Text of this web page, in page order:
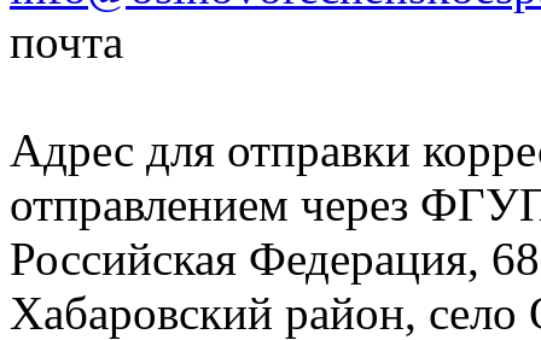
почта
Адрес для отправки
отправлением через
Российская Федерация,
Хабаровский район, село